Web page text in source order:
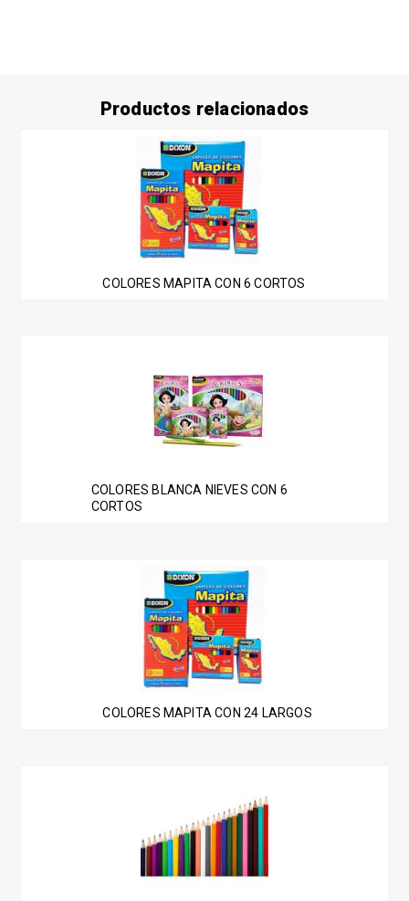
Productos relacionados
COLORES MAPITA CON 6 CORTOS
COLORES BLANCA NIEVES CON 6
CORTOS
COLORES MAPITA CON 24 LARGOS